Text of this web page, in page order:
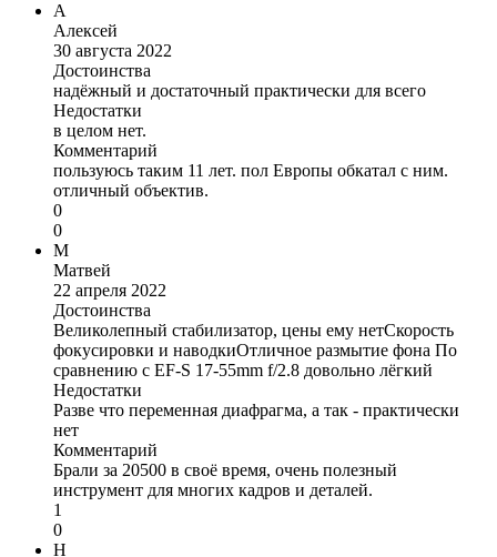
А
Алексей
30 августа 2022
Достоинства
надёжный и достаточный практически для всего
Недостатки
в целом нет.
Комментарий
пользуюсь таким 11 лет. пол Европы обкатал с ним.
отличный объектив.
0
0
М
Матвей
22 апреля 2022
Достоинства
Великолепный стабилизатор, цены ему нетСкорость
фокусировки и наводкиОтличное размытие фона По
сравнению с EF-S 17-55mm f/2.8 довольно лёгкий
Недостатки
Разве что переменная диафрагма, а так - практически
нет
Комментарий
Брали за 20500 в своё время, очень полезный
инструмент для многих кадров и деталей.
1
0
Н